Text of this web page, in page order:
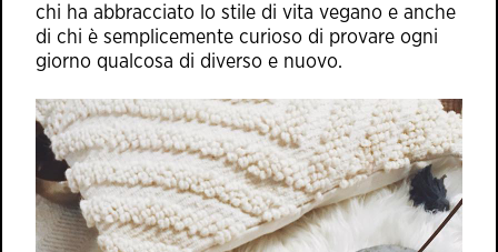
chi ha abbracciato lo stile di vita vegano e anche
di chi è semplicemente curioso di provare ogni
giorno qualcosa di diverso e nuovo.